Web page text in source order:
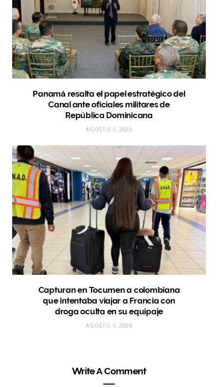
Panamá resalta el papel estratégico del
Canal ante oficiales militares de
República Dominicana
AGOSTO 5, 2026
Capturan en Tocumen a colombiana
que intentaba viajar a Francia con
droga oculta en su equipaje
AGOSTO 5, 2026
Write A Comment